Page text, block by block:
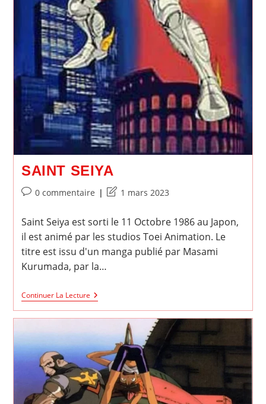
SAINT SEIYA
Commentaires
la
publication :
0 commentaire
Dernière
de
publication :
1 mars 2023
Saint Seiya est sorti le 11 Octobre 1986 au Japon,
il est animé par les studios Toei Animation. Le
titre est issu d'un manga publié par Masami
Kurumada, par la…
Continuer La LectureSaint
Seiya